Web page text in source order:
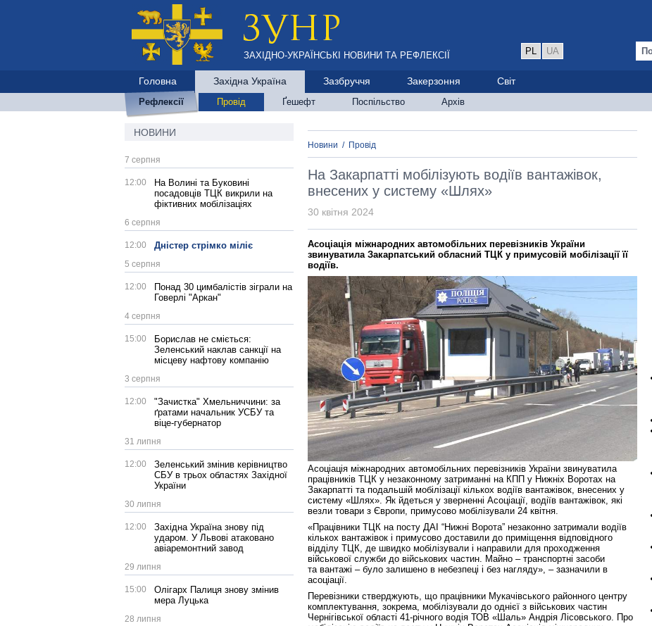
ЗАХІДНО-УКРАЇНСЬКІ НОВИНИ ТА РЕФЛЕКСІЇ PL UA
Головна Західна Україна Зазбруччя Закерзоння Світ
Рефлексії Провід Ґешефт Поспільство Архів
НОВИНИ
7 серпня
12:00
На Волині та Буковині
посадовців ТЦК викрили на
фіктивних мобілізаціях
6 серпня
12:00 Дністер стрімко міліє
5 серпня
12:00
Понад 30 цимбалістів зіграли на
Говерлі "Аркан"
4 серпня
15:00
Борислав не сміється:
Зеленський наклав санкції на
місцеву нафтову компанію
3 серпня
12:00
"Зачистка" Хмельниччини: за
ґратами начальник УСБУ та
віце-губернатор
31 липня
12:00
Зеленський змінив керівництво
СБУ в трьох областях Західної
України
30 липня
12:00
Західна Україна знову під
ударом. У Львові атаковано
авіаремонтний завод
29 липня
15:00
Олігарх Палиця знову змінив
мера Луцька
28 липня
Новини / Провід
На Закарпатті мобілізують водіїв вантажівок,
внесених у систему «Шлях»
30 квітня 2024
Асоціація міжнародних автомобільних перевізників України
звинуватила Закарпатський обласний ТЦК у примусовій мобілізації її
водіїв.
Асоціація міжнародних автомобільних перевізників України звинуватила
працівників ТЦК у незаконному затриманні на КПП у Нижніх Воротах на
Закарпатті та подальшій мобілізації кількох водіїв вантажівок, внесених у
систему «Шлях». Як йдеться у зверненні Асоціації, водіїв вантажівок, які
везли товари з Європи, примусово мобілізували 24 квітня.
«Працівники ТЦК на посту ДАІ “Нижні Ворота” незаконно затримали водіїв
кількох вантажівок і примусово доставили до приміщення відповідного
відділу ТЦК, де швидко мобілізували і направили для проходження
військової служби до військових частин. Майно – транспортні засоби
та вантажі – було залишено в небезпеці і без нагляду», – зазначили в
асоціації.
Перевізники стверджують, що працівники Мукачівського районного центру
комплектування, зокрема, мобілізували до однієї з військових частин
Чернігівської області 41-річного водія ТОВ «Шаль» Андрія Лісовського. Про